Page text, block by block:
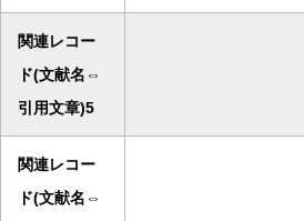
関連レコー
ド(文献名⇔
引用文章)5
関連レコー
ド(文献名⇔